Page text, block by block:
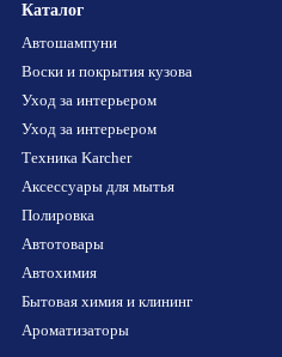
Каталог
Автошампуни
Воски и покрытия кузова
Уход за интерьером
Уход за интерьером
Техника Karcher
Аксессуары для мытья
Полировка
Автотовары
Автохимия
Бытовая химия и клининг
Ароматизаторы